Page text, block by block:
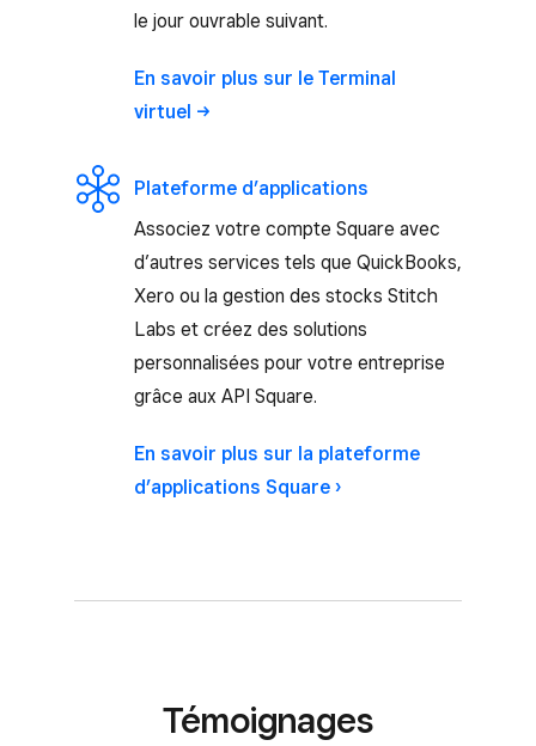
le jour ouvrable suivant.
En savoir plus sur le Terminal
virtuel
Plateforme d’applications
Associez votre compte Square avec
d’autres services tels que QuickBooks,
Xero ou la gestion des stocks Stitch
Labs et créez des solutions
personnalisées pour votre entreprise
grâce aux API Square.
En savoir plus sur la plateforme
d’applications Square ›
Témoignages